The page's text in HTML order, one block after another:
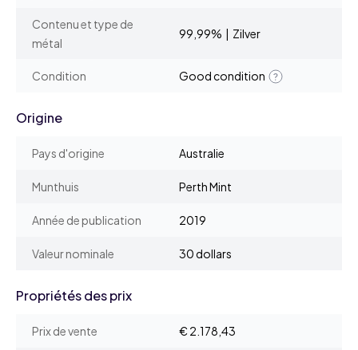
Contenu et type de
métal
99,99% | Zilver
Condition Good condition
Origine
Pays d'origine Australie
Munthuis Perth Mint
Année de publication 2019
Valeur nominale 30 dollars
Propriétés des prix
Prix de vente € 2.178,43